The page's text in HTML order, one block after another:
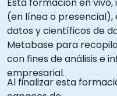
(en línea o presencial),
datos y científicos de
Metabase para
con fines de análisis e
empresarial.
Al finalizar esta